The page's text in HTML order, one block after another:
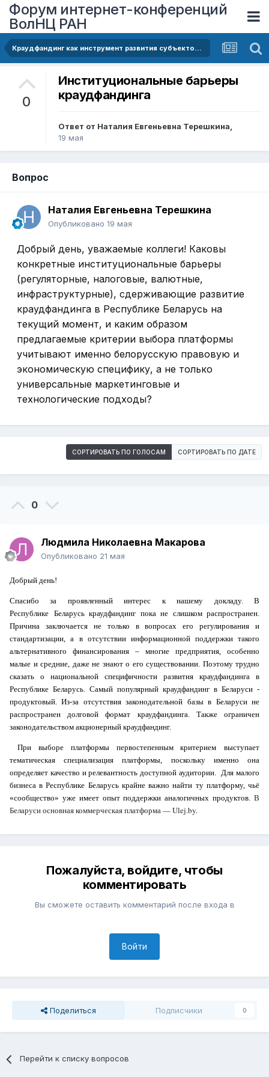
Форум интернет-конференций
ВолНЦ РАН
Краудфандинг как инструмент развития субъектов малого и среднего предпринимательства в условиях цифровой экономики в Республике Беларусь
0
Институциональные барьеры
краудфандинга
Ответ от Наталия Евгеньевна Терешкина,
19 мая
Вопрос
Наталия Евгеньевна Терешкина
Опубликовано 19 мая
Добрый день, уважаемые коллеги! Каковы
конкретные институциональные барьеры
(регуляторные, налоговые, валютные,
инфраструктурные), сдерживающие развитие
краудфандинга в Республике Беларусь на
текущий момент, и каким образом
предлагаемые критерии выбора платформы
учитывают именно белорусскую правовую и
экономическую специфику, а не только
универсальные маркетинговые и
технологические подходы?
СОРТИРОВАТЬ ПО ГОЛОСАМ СОРТИРОВАТЬ ПО ДАТЕ
0
Людмила Николаевна Макарова
Опубликовано 21 мая
Добрый день!
Спасибо за проявленный интерес к нашему докладу. В
Республике Беларусь краудфандинг пока не слишком распространен.
Причина заключается не только в вопросах его регулирования и
стандартизации, а в отсутствии информационной поддержки такого
альтернативного финансирования – многие предприятия, особенно
малые и средние, даже не знают о его существовании. Поэтому трудно
сказать о национальной специфичности развития краудфандинга в
Республике Беларусь. Самый популярный краудфандинг в Беларуси -
продуктовый. Из-за отсутствия законодательной базы в Беларуси не
распространен долговой формат краудфандинга. Также ограничен
законодательством акционерный краудфандинг.
При выборе платформы первостепенным критерием
выступает
тематическая специализация платформы, поскольку именно она
определяет качество и релевантность доступной аудитории. Для малого
бизнеса в Республике Беларусь крайне важно найти ту платформу, чьё
«сообщество» уже имеет опыт поддержки аналогичных продуктов. В
Беларуси основная коммерческая платформа — Ulej.by.
Пожалуйста, войдите, чтобы
комментировать
Вы сможете оставить комментарий после входа в
Войти
Поделиться Подписчики 0
Перейти к списку вопросов